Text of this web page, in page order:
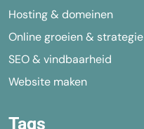
Hosting & domeinen
Online groeien & strategie
SEO & vindbaarheid
Website maken
Tags